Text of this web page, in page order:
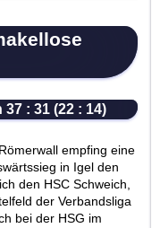
: 31 (22 : 14)
empfing eine
in Igel den
den HSC Schweich,
der Verbandsliga
bei der HSG im